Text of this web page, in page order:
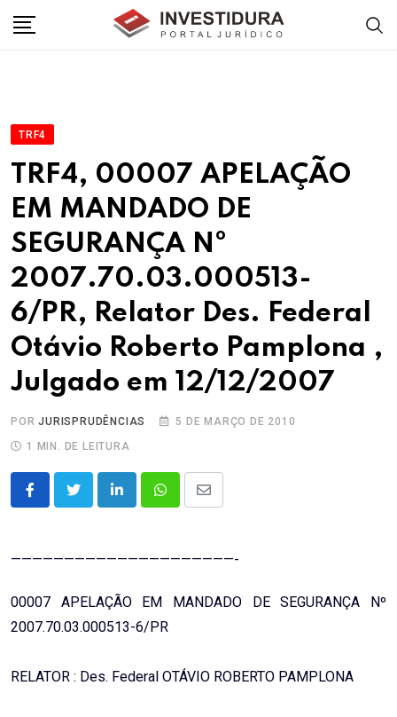
TRF4
TRF4, 00007 APELAÇÃO
EM MANDADO DE
SEGURANÇA Nº
2007.70.03.000513-
6/PR, Relator Des. Federal
Otávio Roberto Pamplona ,
Julgado em 12/12/2007
PORJURISPRUDÊNCIAS
5 DE MARÇO DE 2010
1 MIN. DE LEITURA
LinkedInWhatsappShare
—————————————————————-
00007 APELAÇÃO EM MANDADO DE SEGURANÇA Nº
2007.70.03.000513-6/PR
RELATOR : Des. Federal OTÁVIO ROBERTO PAMPLONA